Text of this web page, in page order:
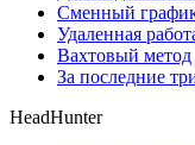
Сменный
Удаленная
Вахтовый метод
За последние
HeadHunter